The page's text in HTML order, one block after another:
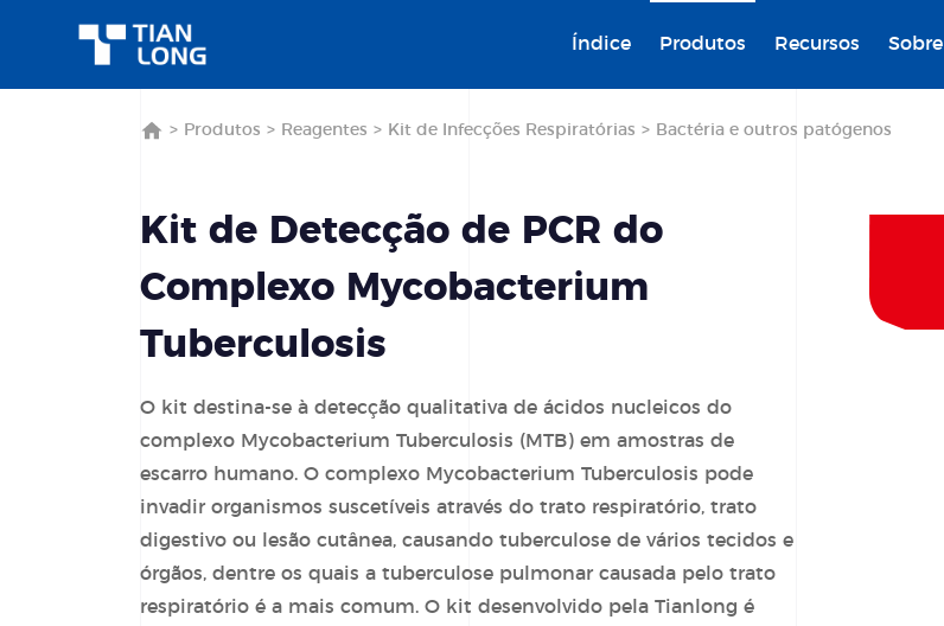
Índice Produtos Recursos Sobre
> Produtos > Reagentes > Kit de Infecções Respiratórias > Bactéria e outros patógenos
Kit de Detecção de PCR do
Complexo Mycobacterium
Tuberculosis
O kit destina-se à detecção qualitativa de ácidos nucleicos do
complexo Mycobacterium Tuberculosis (MTB) em amostras de
escarro humano. O complexo Mycobacterium Tuberculosis pode
invadir organismos suscetíveis através do trato respiratório, trato
digestivo ou lesão cutânea, causando tuberculose de vários tecidos e
órgãos, dentre os quais a tuberculose pulmonar causada pelo trato
respiratório é a mais comum. O kit desenvolvido pela Tianlong é